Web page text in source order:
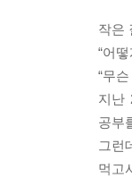
이
래
름다
간임
젊은
작은
“어
“무
지난
공부
그런
먹고